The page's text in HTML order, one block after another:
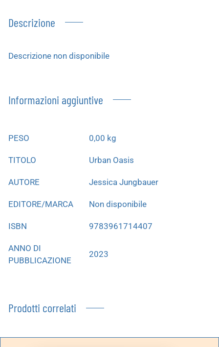
Descrizione
Descrizione non disponibile
Informazioni aggiuntive
PESO 0,00 kg
TITOLO Urban Oasis
AUTORE Jessica Jungbauer
EDITORE/MARCA Non disponibile
ISBN 9783961714407
ANNO DI
PUBBLICAZIONE
2023
Prodotti correlati